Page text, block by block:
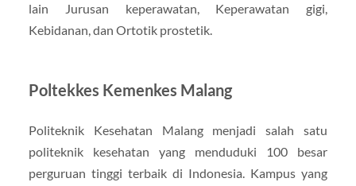
lain Jurusan keperawatan, Keperawatan gigi,
Kebidanan, dan Ortotik prostetik.
Poltekkes Kemenkes Malang
Politeknik Kesehatan Malang menjadi salah satu
politeknik kesehatan yang menduduki 100 besar
perguruan tinggi terbaik di Indonesia. Kampus yang